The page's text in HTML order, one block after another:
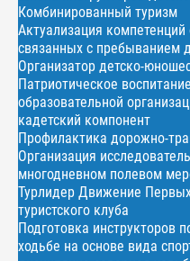
Комбинированный туризм
Актуализация
связанных с пребыванием
Организатор детско-
Патриотическое
образовательной
кадетский компонент
Профилактика дорожно-
Организация
многодневном полевом
Турлидер Движение
туристского клуба
Подготовка инструкторов
ходьбе на основе вида